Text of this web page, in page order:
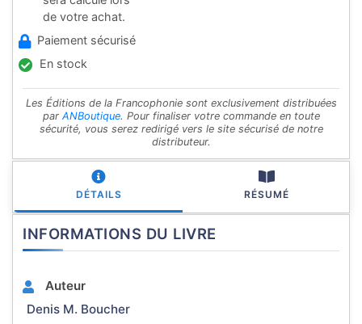
de votre achat.
Paiement sécurisé
En stock
Les Éditions de la Francophonie sont exclusivement distribuées
par ANBoutique. Pour finaliser votre commande en toute
sécurité, vous serez redirigé vers le site sécurisé de notre
distributeur.
DÉTAILS RÉSUMÉ
INFORMATIONS DU LIVRE
Auteur
Denis M. Boucher